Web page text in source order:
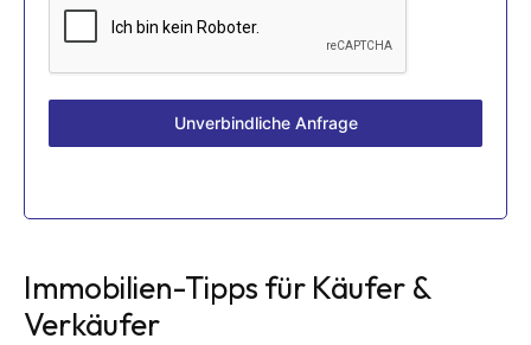
Unverbindliche Anfrage
Immobilien-Tipps für Käufer &
Verkäufer